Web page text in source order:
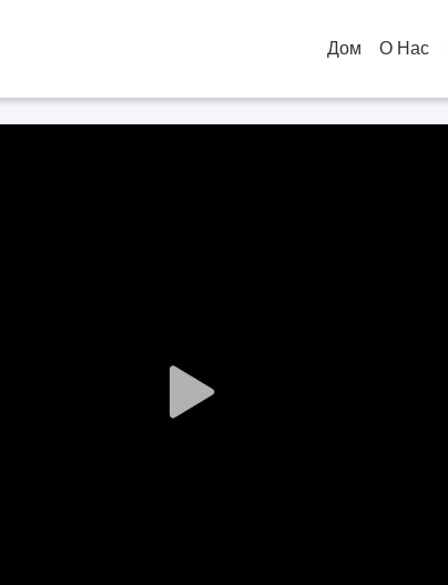
Дом О Нас
Play